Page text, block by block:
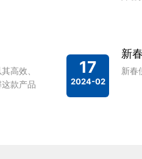
高效、
款产品
17
2024-02
新
新春